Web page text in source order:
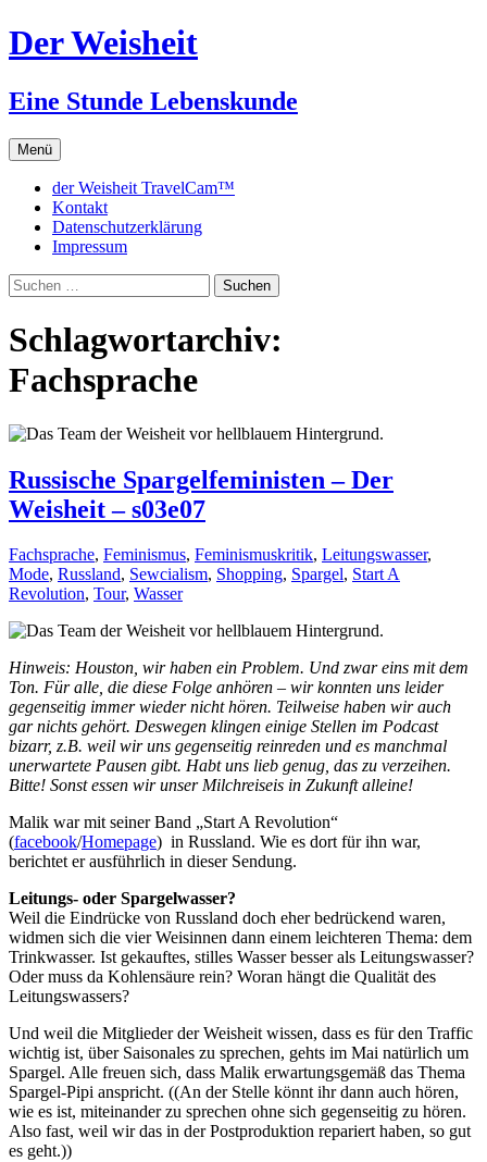
Zum
Inhalt
Der Weisheit
Eine Stunde Lebenskunde
Menü
der Weisheit TravelCam™
Kontakt
Datenschutzerklärung
Impressum
Suchen
nach:
Schlagwortarchiv:
Fachsprache
Russische Spargelfeministen – Der
Weisheit – s03e07
Fachsprache, Feminismus, Feminismuskritik, Leitungswasser,
Mode, Russland, Sewcialism, Shopping, Spargel, Start A
Revolution, Tour, Wasser
Hinweis: Houston, wir haben ein Problem. Und zwar eins mit dem
Ton. Für alle, die diese Folge anhören – wir konnten uns leider
gegenseitig immer wieder nicht hören. Teilweise haben wir auch
gar nichts gehört. Deswegen klingen einige Stellen im Podcast
bizarr, z.B. weil wir uns gegenseitig reinreden und es manchmal
unerwartete Pausen gibt. Habt uns lieb genug, das zu verzeihen.
Bitte! Sonst essen wir unser Milchreiseis in Zukunft alleine!
Malik war mit seiner Band „Start A Revolution“
(facebook/Homepage) in Russland. Wie es dort für ihn war,
berichtet er ausführlich in dieser Sendung.
Leitungs- oder Spargelwasser?
Weil die Eindrücke von Russland doch eher bedrückend waren,
widmen sich die vier Weisinnen dann einem leichteren Thema: dem
Trinkwasser. Ist gekauftes, stilles Wasser besser als Leitungswasser?
Oder muss da Kohlensäure rein? Woran hängt die Qualität des
Leitungswassers?
Und weil die Mitglieder der Weisheit wissen, dass es für den Traffic
wichtig ist, über Saisonales zu sprechen, gehts im Mai natürlich um
Spargel. Alle freuen sich, dass Malik erwartungsgemäß das Thema
Spargel-Pipi anspricht. ((An der Stelle könnt ihr dann auch hören,
wie es ist, miteinander zu sprechen ohne sich gegenseitig zu hören.
Also fast, weil wir das in der Postproduktion repariert haben, so gut
es geht.))